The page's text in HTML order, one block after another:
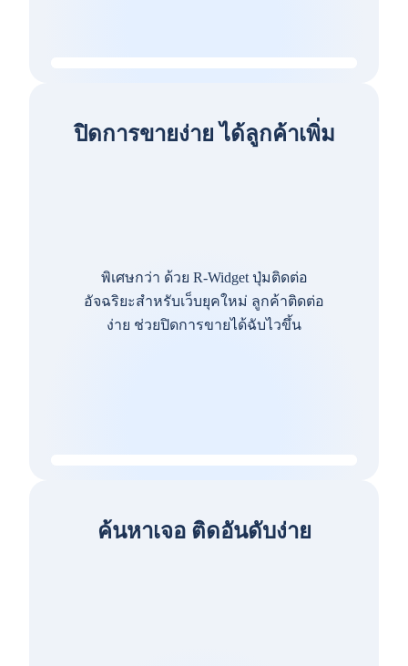
ปิดการขายง่าย ได้ลูกค้าเพิ่ม
พิเศษกว่า ด้วย R-Widget ปุ่มติดต่อ
อัจฉริยะสำหรับเว็บยุคใหม่ ลูกค้าติดต่อ
ง่าย ช่วยปิดการขายได้ฉับไวขึ้น
ค้นหาเจอ ติดอันดับง่าย